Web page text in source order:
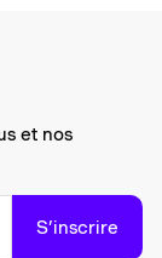
et nos
S’inscrire